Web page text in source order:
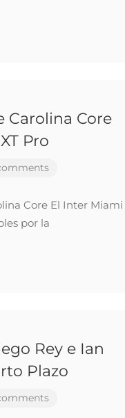
Carolina Core
Pro
Core El Inter Miami
por la
Rey e Ian
Plazo